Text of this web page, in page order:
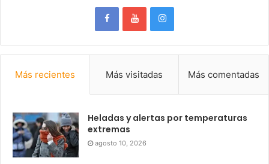
Más recientes Más visitadas Más comentadas
Heladas y alertas por temperaturas
extremas
agosto 10, 2026